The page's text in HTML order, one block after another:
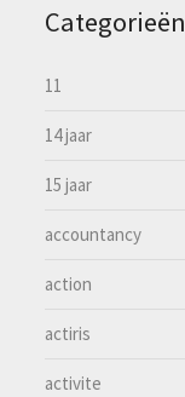
Categorieën
11
14 jaar
15 jaar
accountancy
action
actiris
activite